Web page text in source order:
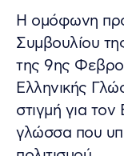
Η ομόφωνη
Συμβουλίου
της 9ης
Ελληνικής
στιγμή για
γλώσσα που